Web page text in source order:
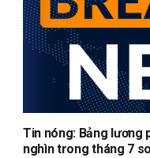
Tin nóng: Bảng lương
nghìn trong tháng 7